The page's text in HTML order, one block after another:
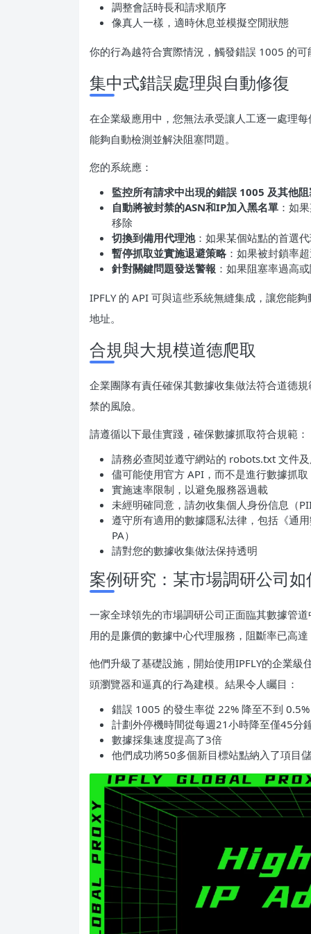
調整會話時長和請求順序
像真人一樣，適時休息並模擬空閒狀態
你的行為越符合實際情況，觸發錯誤 1005 的可
集中式錯誤處理與自動修復
在企業級應用中，您無法承受讓人工逐一處理
能夠自動檢測並解決阻塞問題。
您的系統應：
監控所有請求中出現的錯誤 1005 及其他
自動將被封禁的ASN和IP加入黑名單 ：如
移除
切換到備用代理池：如果某個站點的首選
暫停抓取並實施退避策略 ：如果被封鎖率
針對關鍵問題發送警報 ：如果阻塞率過高
IPFLY 的 API 可與這些系統無縫集成，讓您能
地址。
合規與大規模道德爬取
企業團隊有責任確保其數據收集做法符合道德
禁的風險。
請遵循以下最佳實踐，確保數據抓取符合規範：
請務必查閱並遵守網站的 robots.txt 文件
儘可能使用官方 API，而不是進行數據抓取
實施速率限制，以避免服務器過載
未經明確同意，請勿收集個人身份信息（
遵守所有適用的數據隱私法律，包括《通
PA）
請對您的數據收集做法保持透明
案例研究：某市場調研公司
一家全球領先的市場調研公司正面臨其數據管
用的是廉價的數據中心代理服務，阻斷率已高
他們升級了基礎設施，開始使用IPFLY的企業
頭瀏覽器和逼真的行為建模。結果令人矚目：
錯誤 1005 的發生率從 22% 降至不到 0.5%
計劃外停機時間從每週21小時降至僅45分
數據採集速度提高了3倍
他們成功將50多個新目標站點納入了項目